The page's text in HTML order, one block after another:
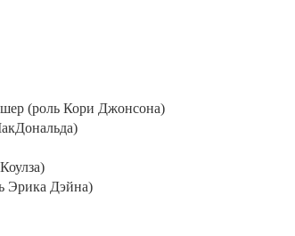
(роль Кори Джонсона)
Эрика Дэйна)